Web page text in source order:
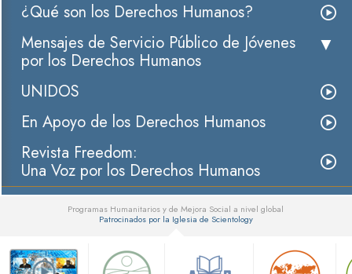
¿Qué son los Derechos Humanos?
Mensajes de Servicio Público de Jóvenes
por los Derechos Humanos
UNIDOS
En Apoyo de los Derechos Humanos
Revista Freedom:
Una Voz por los Derechos Humanos
Programas Humanitarios y de Mejora Social a nivel global
Patrocinados por la Iglesia de Scientology